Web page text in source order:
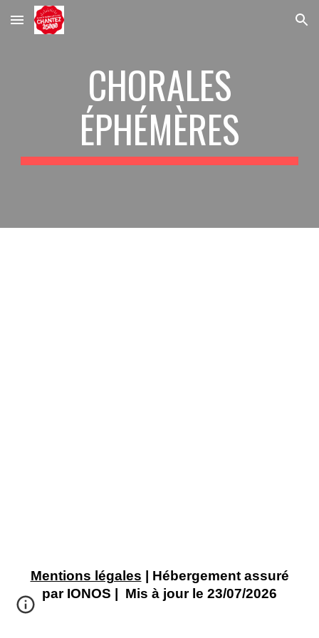
Skip to main content Skip to navigation
CHORALES
ÉPHÉMÈRES
Mentions légales | Hébergement assuré
par IONOS | Mis à jour le 23/07/2026